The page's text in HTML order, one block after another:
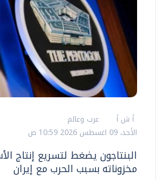
أ ش أ
عرب وعالم
الأحد، 09 اغسطس 2026 10:59 ص
البنتاجون يضغط لتسريع إنتاج
مخزوناته بسبب الحرب مع إيران